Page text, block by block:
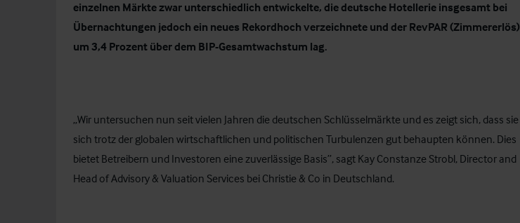
einzelnen Märkte zwar unterschiedlich entwickelte, die deutsche Hotellerie insgesamt bei
Übernachtungen jedoch ein neues Rekordhoch verzeichnete und der RevPAR (Zimmererlös)
um 3,4 Prozent über dem BIP-Gesamtwachstum lag.
„Wir untersuchen nun seit vielen Jahren die deutschen Schlüsselmärkte und es zeigt sich, dass sie
sich trotz der globalen wirtschaftlichen und politischen Turbulenzen gut behaupten können. Dies
bietet Betreibern und Investoren eine zuverlässige Basis”, sagt Kay Constanze Strobl, Director and
Head of Advisory & Valuation Services bei Christie & Co in Deutschland.